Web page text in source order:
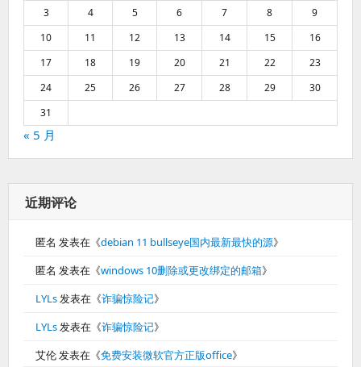
3
4 5 6 7 8
9
10
11 12 13 14 15
16
17
18 19 20 21 22
23
24
25 26 27 28 29
30
31
« 5 月
近期评论
匿名 发表在《debian 11 bullseye国内最新最快的源》
匿名 发表在《windows 10删除或更改绑定的邮箱》
LYLs发表在《诈骗惊险记》
LYLs发表在《诈骗惊险记》
艾伦发表在《免费安装微软官方正版office》